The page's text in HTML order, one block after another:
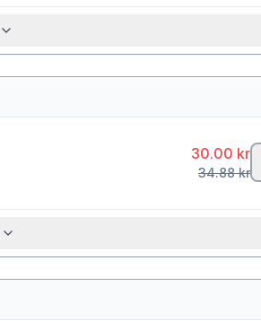
30.00 kr
34.88kr